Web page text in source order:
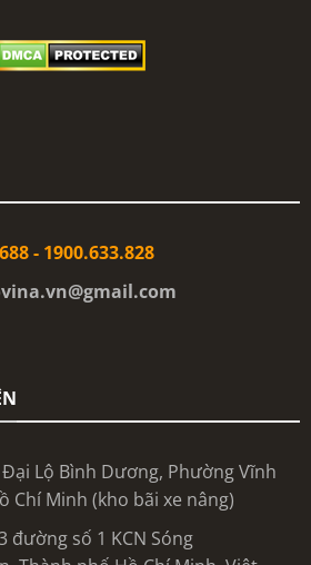
- 1900.633.828
Lộ Bình Dương, Phường Vĩnh
Chí Minh (kho bãi xe nâng)
đường số 1 KCN Sóng